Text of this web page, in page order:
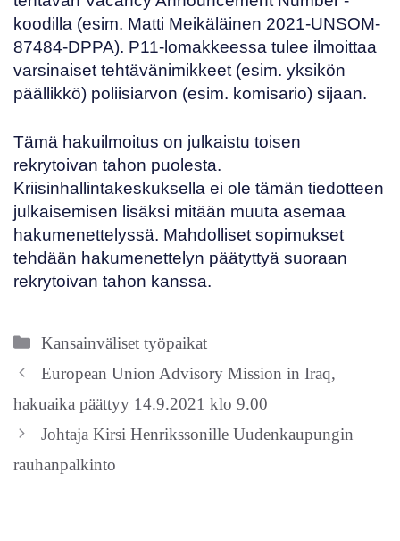
koodilla (esim. Matti Meikäläinen 2021-UNSOM-
87484-DPPA). P11-lomakkeessa tulee ilmoittaa
varsinaiset tehtävänimikkeet (esim. yksikön
päällikkö) poliisiarvon (esim. komisario) sijaan.
Tämä hakuilmoitus on julkaistu toisen
rekrytoivan tahon puolesta.
Kriisinhallintakeskuksella ei ole tämän tiedotteen
julkaisemisen lisäksi mitään muuta asemaa
hakumenettelyssä. Mahdolliset sopimukset
tehdään hakumenettelyn päätyttyä suoraan
rekrytoivan tahon kanssa.
Kategoriat
Kansainväliset työpaikat
European Union Advisory Mission in Iraq,
hakuaika päättyy 14.9.2021 klo 9.00
Johtaja Kirsi Henrikssonille Uudenkaupungin
rauhanpalkinto